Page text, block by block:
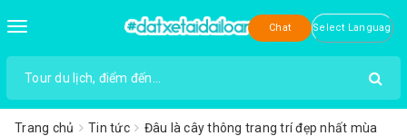
Toggle
Chat
Trang chủ Tin tức
Đâu là cây thông trang trí đẹp nhất mùa